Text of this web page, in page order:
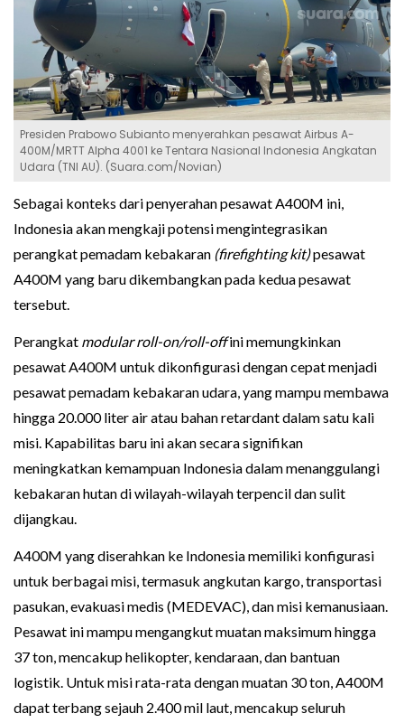
Presiden Prabowo Subianto menyerahkan pesawat Airbus A-
400M/MRTT Alpha 4001 ke Tentara Nasional Indonesia Angkatan
Udara (TNI AU). (Suara.com/Novian)
Sebagai konteks dari penyerahan pesawat A400M ini,
Indonesia akan mengkaji potensi mengintegrasikan
perangkat pemadam kebakaran (firefighting kit)pesawat
A400M yang baru dikembangkan pada kedua pesawat
tersebut.
Perangkat modular roll-on/roll-offini memungkinkan
pesawat A400M untuk dikonfigurasi dengan cepat menjadi
pesawat pemadam kebakaran udara, yang mampu membawa
hingga 20.000 liter air atau bahan retardant dalam satu kali
misi. Kapabilitas baru ini akan secara signifikan
meningkatkan kemampuan Indonesia dalam menanggulangi
kebakaran hutan di wilayah-wilayah terpencil dan sulit
dijangkau.
A400M yang diserahkan ke Indonesia memiliki konfigurasi
untuk berbagai misi, termasuk angkutan kargo, transportasi
pasukan, evakuasi medis (MEDEVAC), dan misi kemanusiaan.
Pesawat ini mampu mengangkut muatan maksimum hingga
37 ton, mencakup helikopter, kendaraan, dan bantuan
logistik. Untuk misi rata-rata dengan muatan 30 ton, A400M
dapat terbang sejauh 2.400 mil laut, mencakup seluruh